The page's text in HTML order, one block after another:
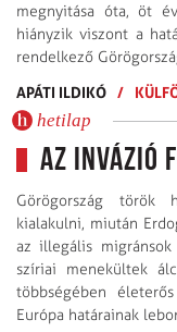
megnyitása óta, öt
hiányzik viszont a
rendelkező
APÁTI ILDIKÓ /
hetilap
Az invázió
Görögország török
kialakulni, miután
az illegális
szíriai menekültek
többségében
Európa határainak